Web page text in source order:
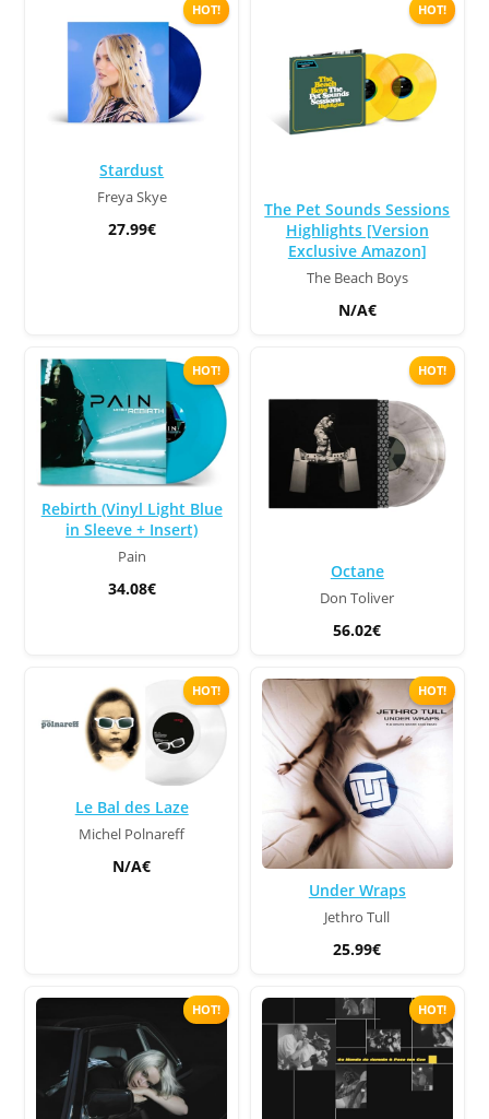
HOT!
Stardust
Freya Skye
27.99€
HOT!
The Pet Sounds Sessions
Highlights [Version
Exclusive Amazon]
The Beach Boys
N/A€
HOT!
Rebirth (Vinyl Light Blue
in Sleeve + Insert)
Pain
34.08€
HOT!
Octane
Don Toliver
56.02€
HOT!
Le Bal des Laze
Michel Polnareff
N/A€
HOT!
Under Wraps
Jethro Tull
25.99€
HOT! HOT!